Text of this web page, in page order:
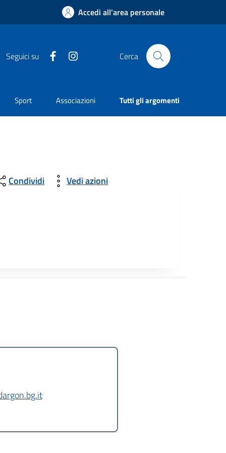
Accedi all'area personale
Seguici su Facebook Cerca
Sport Associazioni Tutti gli argomenti
Condividi Vedi azioni